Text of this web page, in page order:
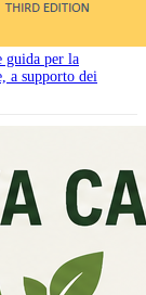
guida per la
a supporto dei